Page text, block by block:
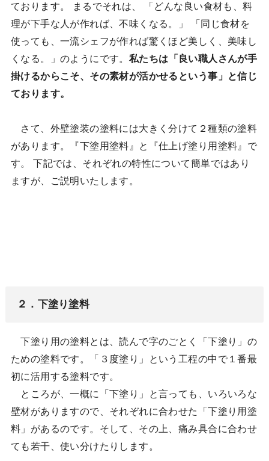
ております。 まるでそれは、 「どんな良い食材も、料
理が下手な人が作れば、不味くなる。」 「同じ食材を
使っても、一流シェフが作れば驚くほど美しく、美味し
くなる。」のようにです。 私たちは「良い職人さんが手
掛けるからこそ、その素材が活かせるという事」と信じ
ております。
さて、外壁塗装の塗料には大きく分けて２種類の塗料
があります。『下塗用塗料』と『仕上げ塗り用塗料』で
す。 下記では、それぞれの特性について簡単ではあり
ますが、ご説明いたします。
２．下塗り塗料
下塗り用の塗料とは、読んで字のごとく「下塗り」の
ための塗料です。「３度塗り」という工程の中で１番最
初に活用する塗料です。
ところが、一概に「下塗り」と言っても、いろいろな
壁材がありますので、それぞれに合わせた「下塗り用塗
料」があるのです。そして、その上、痛み具合に合わせ
ても若干、使い分けたりします。